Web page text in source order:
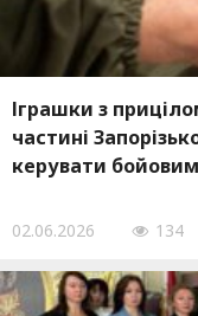
Іграшки з
частині
керувати
02.06.2026 134